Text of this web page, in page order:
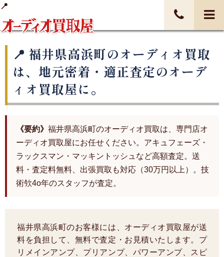
福井県高浜町のオーディオ買取
は、地元密着・適正査定のオーデ
ィオ買取屋に。
《要約》 福井県高浜町のオーディオ買取は、専門店オ
ーディオ買取屋にお任せください。アキュフェーズ・
ラックスマン・マッキントッシュなど高額査定。送
料・査定料無料、出張買取も対応（30万円以上）。技
術欦4o年のスタッフが査定。
福井県高浜町のお客様には、オーディオ買取屋が送
料を負担して、無料で査定・お見積いたします。プ
リメインアンプ、プリアンプ、パワーアンプ、スピ